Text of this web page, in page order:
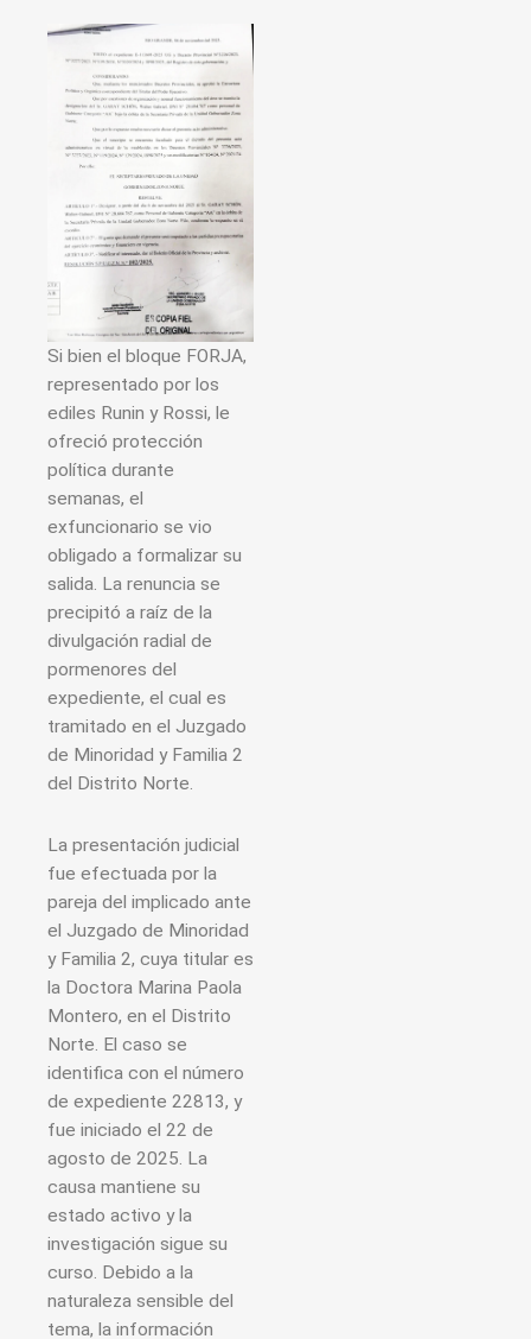
Si bien el bloque FORJA,
representado por los
ediles Runin y Rossi, le
ofreció protección
política durante
semanas, el
exfuncionario se vio
obligado a formalizar su
salida. La renuncia se
precipitó a raíz de la
divulgación radial de
pormenores del
expediente, el cual es
tramitado en el Juzgado
de Minoridad y Familia 2
del Distrito Norte.
La presentación judicial
fue efectuada por la
pareja del implicado ante
el Juzgado de Minoridad
y Familia 2, cuya titular es
la Doctora Marina Paola
Montero, en el Distrito
Norte. El caso se
identifica con el número
de expediente 22813, y
fue iniciado el 22 de
agosto de 2025. La
causa mantiene su
estado activo y la
investigación sigue su
curso. Debido a la
naturaleza sensible del
tema, la información